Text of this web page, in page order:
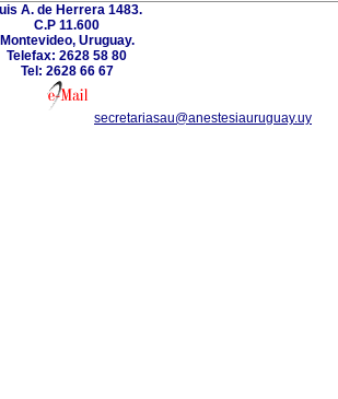
A. de Herrera 1483.
C.P 11.600
Montevideo, Uruguay.
Telefax: 2628 58 80
Tel: 2628 66 67
secretariasau@anestesiauruguay.uy